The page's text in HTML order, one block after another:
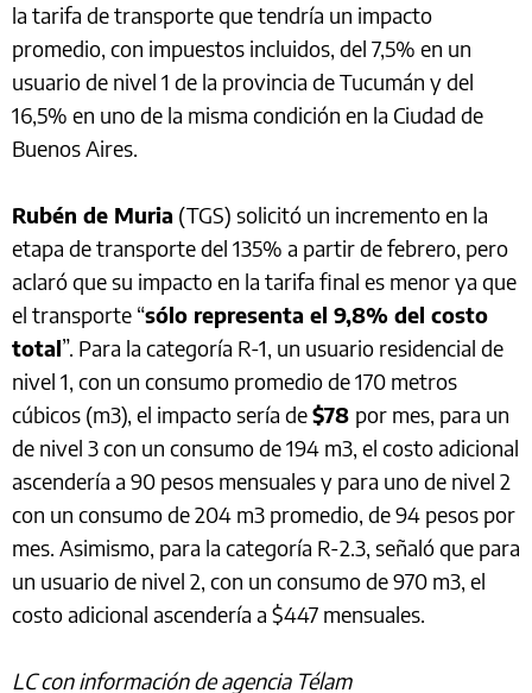
la tarifa de transporte que tendría un impacto
promedio, con impuestos incluidos, del 7,5% en un
usuario de nivel 1 de la provincia de Tucumán y del
16,5% en uno de la misma condición en la Ciudad de
Buenos Aires.
Rubén de Muria (TGS) solicitó un incremento en la
etapa de transporte del 135% a partir de febrero, pero
aclaró que su impacto en la tarifa final es menor ya que
el transporte “sólo representa el 9,8% del costo
total”. Para la categoría R-1, un usuario residencial de
nivel 1, con un consumo promedio de 170 metros
cúbicos (m3), el impacto sería de$78 por mes, para un
de nivel 3 con un consumo de 194 m3, el costo adicional
ascendería a 90 pesos mensuales y para uno de nivel 2
con un consumo de 204 m3 promedio, de 94 pesos por
mes. Asimismo, para la categoría R-2.3, señaló que para
un usuario de nivel 2, con un consumo de 970 m3, el
costo adicional ascendería a $447 mensuales.
LC con información de agencia Télam